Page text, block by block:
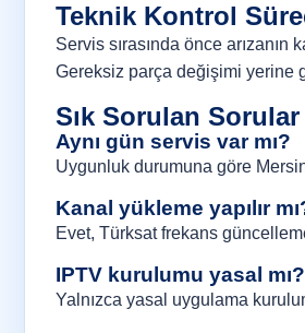
Teknik Kontrol
Servis sırasında önce arızanın
Gereksiz parça değişimi yerine
Sık Sorulan Sorular
Aynı gün servis var mı?
Uygunluk durumuna göre
Kanal yükleme yapılır
Evet, Türksat frekans
IPTV kurulumu yasal mı?
Yalnızca yasal uygulama